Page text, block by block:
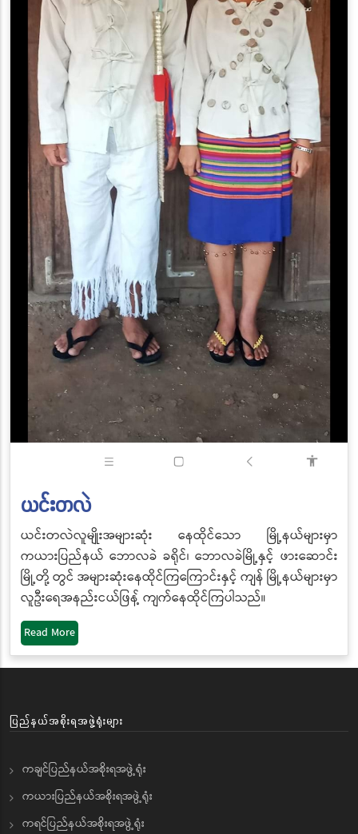
ယင်းတလဲ
ယင်းတလဲလူမျိုးအများဆုံး နေထိုင်သော မြို့နယ်များမှာ
ကယားပြည်နယ် ဘောလခဲ ခရိုင်၊ ဘောလခဲမြို့နှင့် ဖားဆောင်း
မြို့တို့ တွင် အများဆုံးနေထိုင်ကြကြောင်းနှင့် ကျန် မြို့နယ်များမှာ
လူဦးရေအနည်းငယ်ဖြန့် ကျက်နေထိုင်ကြပါသည်။
Read More
ပြည်နယ်အစိုးရအဖွဲ့ရုံးများ
ကချင်ပြည်နယ်အစိုးရအဖွဲ့ရုံး
ကယားပြည်နယ်အစိုးရအဖွဲ့ရုံး
ကရင်ပြည်နယ်အစိုးရအဖွဲ့ရုံး